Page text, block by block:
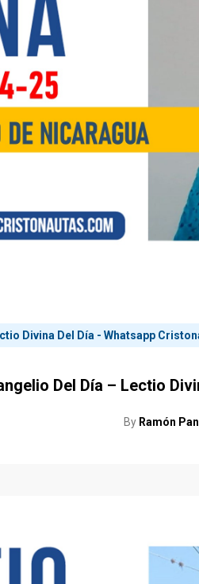
Divina Del Día - Whatsapp
Del Día – Lectio
By Ramón